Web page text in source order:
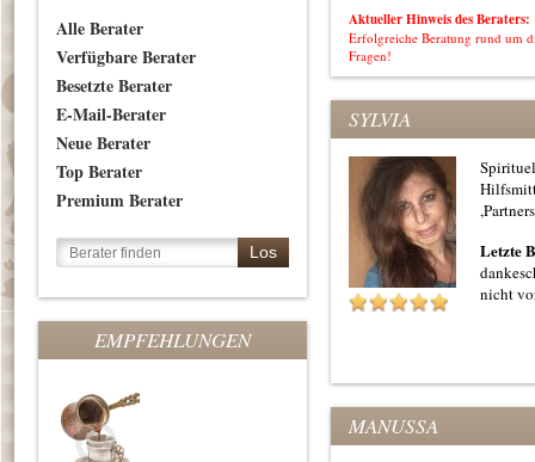
Alle Berater
Verfügbare Berater
Besetzte Berater
E-Mail-Berater
Neue Berater
Top Berater
Premium Berater
EMPFEHLUNGEN
Aktueller Hinweis des Beraters:
Erfolgreiche Beratung rund um
Fragen!
SYLVIA
Letzte
nicht
MANUSSA